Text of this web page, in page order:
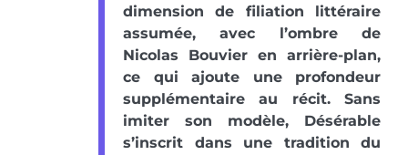
dimension de filiation littéraire
assumée, avec l’ombre de
Nicolas Bouvier en arrière-plan,
ce qui ajoute une profondeur
supplémentaire au récit. Sans
imiter son modèle, Désérable
s’inscrit dans une tradition du